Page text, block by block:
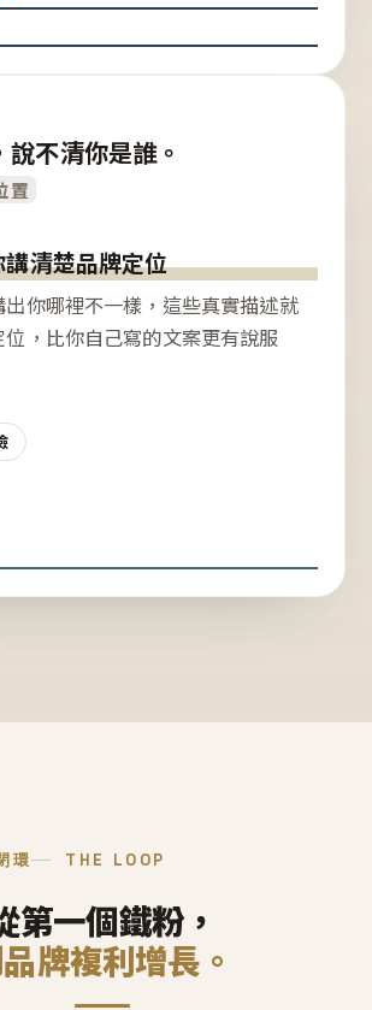
不清你是誰。
置
清楚品牌定位
你哪裡不一樣，這些真實描述就
，比你自己寫的文案更有說服
環 THE LOOP
第一個鐵粉，
牌複利增長。